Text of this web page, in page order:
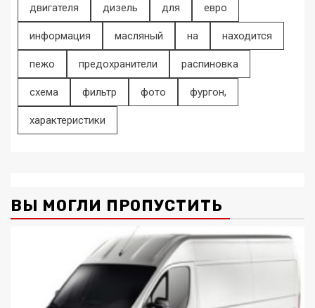
двигателя дизель для евро
информация масляный на находится
пежо предохранители распиновка
схема фильтр фото фургон,
характеристики
ВЫ МОГЛИ ПРОПУСТИТЬ